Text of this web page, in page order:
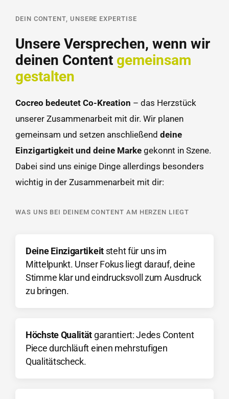
DEIN CONTENT, UNSERE EXPERTISE
Unsere Versprechen, wenn wir
deinen Content gemeinsam
gestalten
Cocreo bedeutet Co-Kreation – das Herzstück
unserer Zusammenarbeit mit dir. Wir planen
gemeinsam und setzen anschließend deine
Einzigartigkeit und deine Marke gekonnt in Szene.
Dabei sind uns einige Dinge allerdings besonders
wichtig in der Zusammenarbeit mit dir:
WAS UNS BEI DEINEM CONTENT AM HERZEN LIEGT
Deine Einzigartikeit steht für uns im
Mittelpunkt. Unser Fokus liegt darauf, deine
Stimme klar und eindrucksvoll zum Ausdruck
zu bringen.
Höchste Qualität garantiert: Jedes Content
Piece durchläuft einen mehrstufigen
Qualitätscheck.